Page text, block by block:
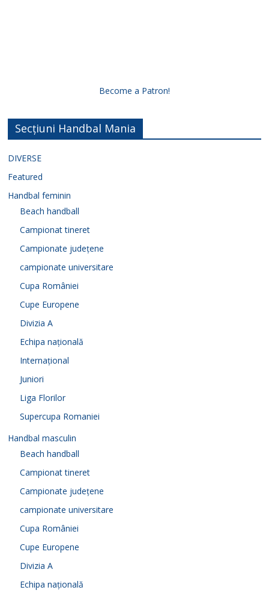
Become a Patron!
Secțiuni Handbal Mania
DIVERSE
Featured
Handbal feminin
Beach handball
Campionat tineret
Campionate județene
campionate universitare
Cupa României
Cupe Europene
Divizia A
Echipa națională
Internațional
Juniori
Liga Florilor
Supercupa Romaniei
Handbal masculin
Beach handball
Campionat tineret
Campionate județene
campionate universitare
Cupa României
Cupe Europene
Divizia A
Echipa națională